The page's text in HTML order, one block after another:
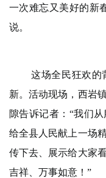
一次难忘又美好的新
说。
这场全民狂欢的
新。活动现场，西岩
隙告诉记者：“我们
给全县人民献上一场
传下去、展示给大家
吉祥、万事如意！”